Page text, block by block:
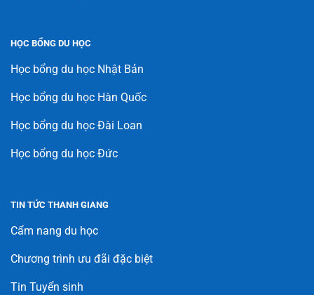
HỌC BỔNG DU HỌC
Học bổng du học Nhật Bản
Học bổng du học Hàn Quốc
Học bổng du học Đài Loan
Học bổng du học Đức
TIN TỨC THANH GIANG
Cẩm nang du học
Chương trình ưu đãi đặc biệt
Tin Tuyển sinh